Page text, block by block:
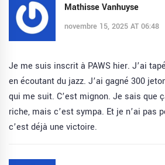
Mathisse Vanhuyse
novembre 15, 2025 AT 06:48
Je me suis inscrit à PAWS hier. J’ai
en écoutant du jazz. J’ai gagné 300
qui me suit. C’est mignon. Je sais que
riche, mais c’est sympa. Et je n’ai pas
c’est déjà une victoire.